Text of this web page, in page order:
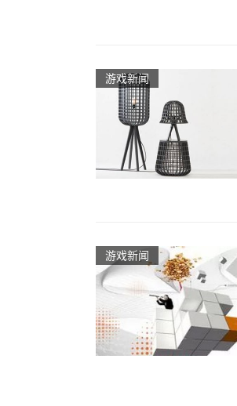
游戏新闻
游戏新闻